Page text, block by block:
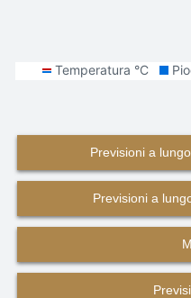
Previsioni a
Previsioni a